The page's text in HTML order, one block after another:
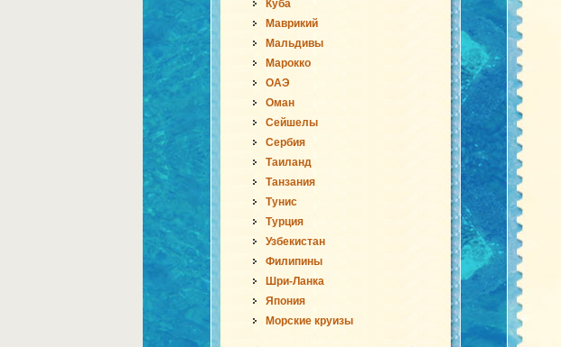
Куба
Маврикий
Мальдивы
Марокко
ОАЭ
Оман
Сейшелы
Сербия
Таиланд
Танзания
Тунис
Турция
Узбекистан
Филипины
Шри-Ланка
Япония
Морские круизы